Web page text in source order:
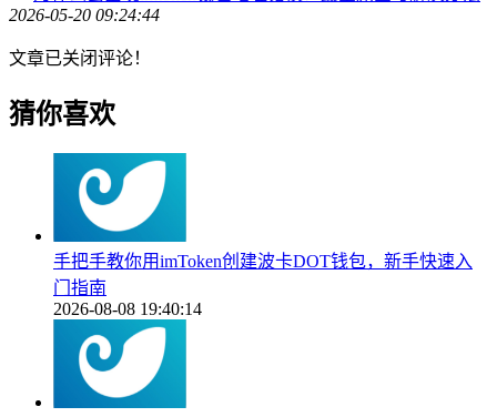
2026-05-20 09:24:44
文章已关闭评论！
猜你喜欢
手把手教你用imToken创建波卡DOT钱包，新手快速入
门指南
2026-08-08 19:40:14